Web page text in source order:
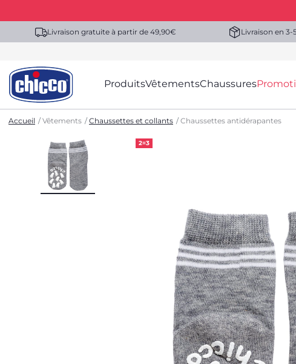
Livraison gratuite à partir de 49,90€ Livraison en
ProduitsVêtementsChaussures
Accueil Vêtements Chaussettes et collants Chaussettes antidérapantes
2=3